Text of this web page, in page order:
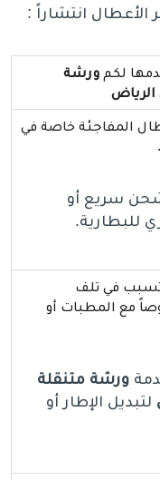
الأعطال انتشاراً :
لكمورشة
المفاجئة خاصة في
شحن سريع أو
للبطارية.
في تلف
مع المطبات أو
ورشة متنقلة
لتبديل الإطار أو